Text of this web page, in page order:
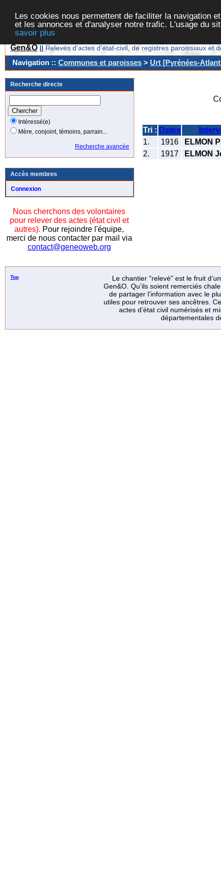
Les cookies nous permettent de faciliter la navigation
et les annonces et d'analyser notre trafic. L'usage du
savoir plus
Gen&O || Relevés d'actes d'état-civil, de registres paroissiaux et
Navigation :: Communes et paroisses > Urt [Pyrénées-
Recherche directe
Intéressé(e)
Mère, conjoint, témoins, parrain...
Recherche avancée
Accès membres
Connexion
Nous cherchons des volontaires
pour relever des actes (état civil et
autres). Pour rejoindre l'équipe,
merci de nous contacter par mail via
contact@geneoweb.org
Tri : Dates
1.
1916
ELMON
2.
1917 ELMON
Top
Le chantier "relevé" est le fruit
Gen&O. Qu’ils soient remerciés
de partager l’information avec le
utiles pour retrouver ses ancêtres.
actes d’état civil numérisés et
départementales